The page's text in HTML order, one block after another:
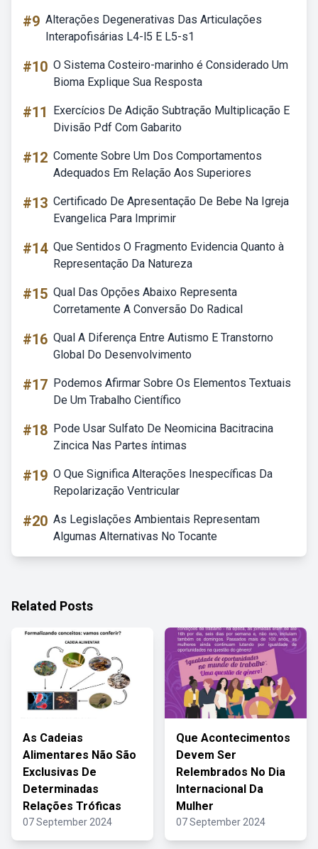
#9 Alterações Degenerativas Das Articulações
Interapofisárias L4-l5 E L5-s1
#10 O Sistema Costeiro-marinho é Considerado Um
Bioma Explique Sua Resposta
#11
Exercícios De Adição Subtração Multiplicação E
Divisão Pdf Com Gabarito
#12 Comente Sobre Um Dos Comportamentos
Adequados Em Relação Aos Superiores
#13 Certificado De Apresentação De Bebe Na Igreja
Evangelica Para Imprimir
#14 Que Sentidos O Fragmento Evidencia Quanto à
Representação Da Natureza
#15 Qual Das Opções Abaixo Representa
Corretamente A Conversão Do Radical
#16 Qual A Diferença Entre Autismo E Transtorno
Global Do Desenvolvimento
#17 Podemos Afirmar Sobre Os Elementos Textuais
De Um Trabalho Científico
#18 Pode Usar Sulfato De Neomicina Bacitracina
Zincica Nas Partes íntimas
#19 O Que Significa Alterações Inespecíficas Da
Repolarização Ventricular
#20 As Legislações Ambientais Representam
Algumas Alternativas No Tocante
Related Posts
As Cadeias
Alimentares Não São
Exclusivas De
Determinadas
Relações Tróficas
07 September 2024
Que Acontecimentos
Devem Ser
Relembrados No Dia
Internacional Da
Mulher
07 September 2024